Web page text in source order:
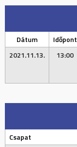
Dátum Időpont
2021.11.13.
13:00
Csapat